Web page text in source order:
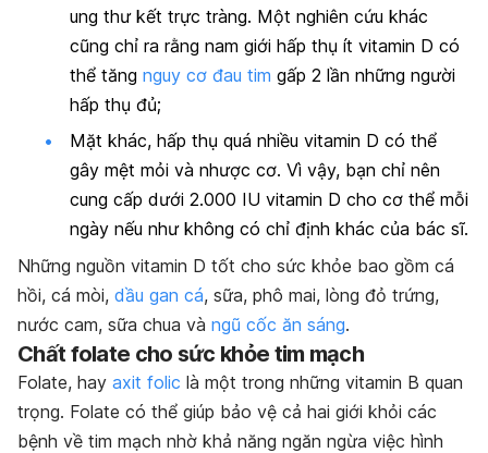
ung thư kết trực tràng. Một nghiên cứu khác
cũng chỉ ra rằng nam giới hấp thụ ít vitamin D có
thể tăng nguy cơ đau tim gấp 2 lần những người
hấp thụ đủ;
Mặt khác, hấp thụ quá nhiều vitamin D có thể
gây mệt mỏi và nhược cơ. Vì vậy, bạn chỉ nên
cung cấp dưới 2.000 IU vitamin D cho cơ thể mỗi
ngày nếu như không có chỉ định khác của bác sĩ.
Những nguồn vitamin D tốt cho sức khỏe bao gồm cá
hồi, cá mòi, dầu gan cá, sữa, phô mai, lòng đỏ trứng,
nước cam, sữa chua và ngũ cốc ăn sáng.
Chất folate cho sức khỏe tim mạch
Folate, hay axit folic là một trong những vitamin B quan
trọng. Folate có thể giúp bảo vệ cả hai giới khỏi các
bệnh về tim mạch nhờ khả năng ngăn ngừa việc hình